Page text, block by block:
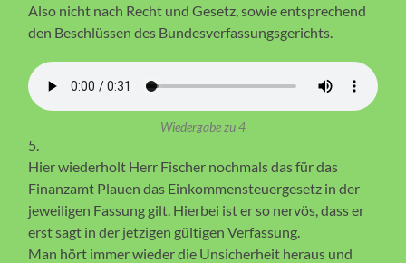
Also nicht nach Recht und Gesetz, sowie entsprechend
den Beschlüssen des Bundesverfassungsgerichts.
Wiedergabe zu 4
5.
Hier wiederholt Herr Fischer nochmals das für das
Finanzamt Plauen das Einkommensteuergesetz in der
jeweiligen Fassung gilt. Hierbei ist er so nervös, dass er
erst sagt in der jetzigen gültigen Verfassung.
Man hört immer wieder die Unsicherheit heraus und